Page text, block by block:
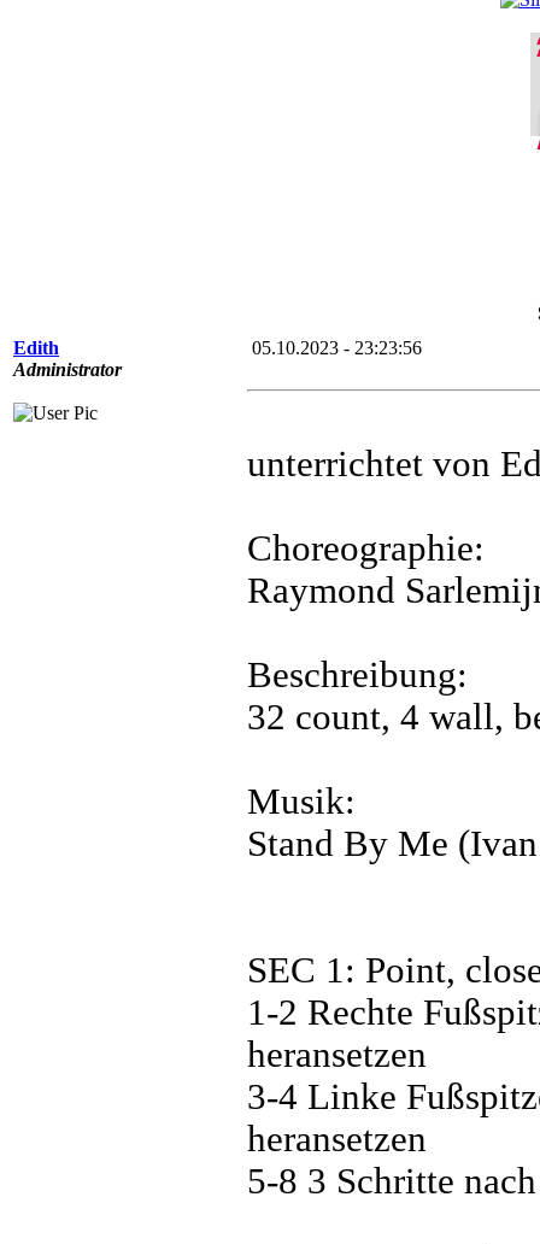
Edith
Administrator
05.10.2023 - 23:23:56
unterrichtet von
Choreographie:
Raymond
Beschreibung:
32 count, 4 wall,
Musik:
Stand By Me
SEC 1: Point,
1-2 Rechte
heransetzen
3-4 Linke
heransetzen
5-8 3 Schritte